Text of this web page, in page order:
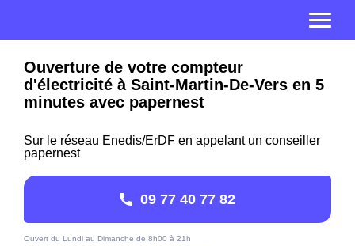
Ouverture de votre compteur
d'électricité à Saint-Martin-De-Vers en 5
minutes avec papernest
Sur le réseau Enedis/ErDF en appelant un conseiller
papernest
09 77 40 77 82
Ouvert du Lundi au Dimanche de 8h00 à 21h